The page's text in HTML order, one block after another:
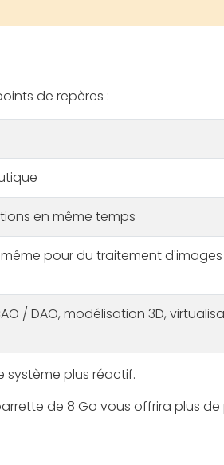
de repères :
en même temps
pour du traitement
/ DAO, modélisation 3D,
système plus réactif.
de 8 Go vous offrira plus de